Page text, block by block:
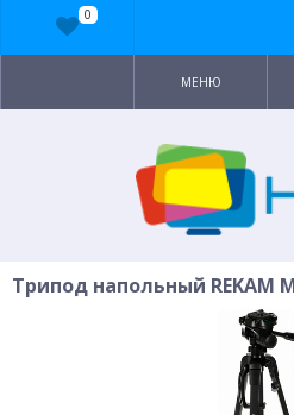
МЕНЮ
Трипод напольный REKAM
0